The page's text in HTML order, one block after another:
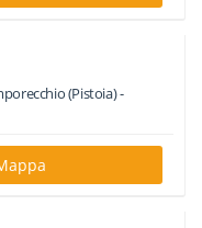
(Pistoia) -